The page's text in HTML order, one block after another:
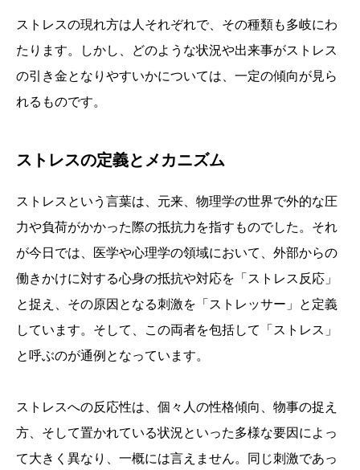
ストレスの現れ方は人それぞれで、その種類も多岐にわ
たります。しかし、どのような状況や出来事がストレス
の引き金となりやすいかについては、一定の傾向が見ら
れるものです。
ストレスの定義とメカニズム
ストレスという言葉は、元来、物理学の世界で外的な圧
力や負荷がかかった際の抵抗力を指すものでした。それ
が今日では、医学や心理学の領域において、外部からの
働きかけに対する心身の抵抗や対応を「ストレス反応」
と捉え、その原因となる刺激を「ストレッサー」と定義
しています。そして、この両者を包括して「ストレス」
と呼ぶのが通例となっています。
ストレスへの反応性は、個々人の性格傾向、物事の捉え
方、そして置かれている状況といった多様な要因によっ
て大きく異なり、一概には言えません。同じ刺激であっ